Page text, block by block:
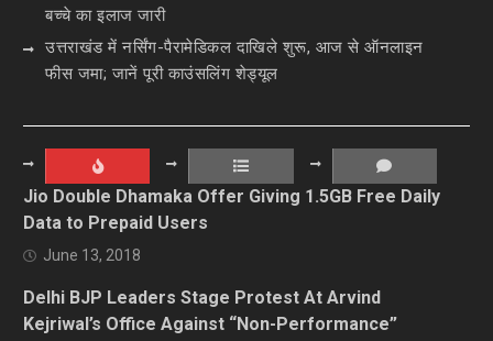
बच्चे का इलाज जारी
उत्तराखंड में नर्सिंग-पैरामेडिकल दाखिले शुरू, आज से ऑनलाइन
फीस जमा; जानें पूरी काउंसलिंग शेड्यूल
Jio Double Dhamaka Offer Giving 1.5GB Free Daily
Data to Prepaid Users
June 13, 2018
Delhi BJP Leaders Stage Protest At Arvind
Kejriwal’s Office Against “Non-Performance”